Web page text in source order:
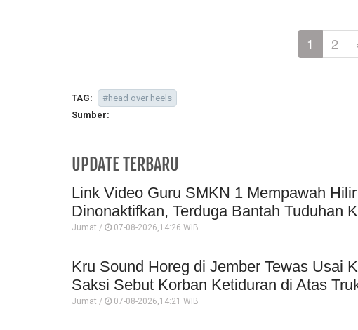
1 2
TAG:
#head over heels
Sumber:
UPDATE TERBARU
Link Video Guru SMKN 1 Mempawah
Dinonaktifkan, Terduga Bantah Tuduhan
Jumat / 07-08-2026,14:26 WIB
Kru Sound Horeg di Jember Tewas Usai
Saksi Sebut Korban Ketiduran di Atas
Jumat / 07-08-2026,14:21 WIB